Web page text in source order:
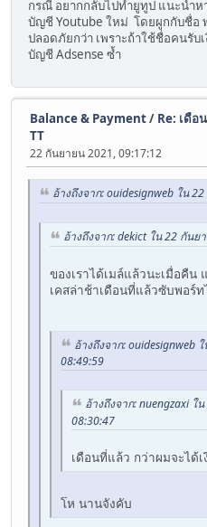
กรณี อยากกลับไปทำยูทูป แนะนำห
บัญชี Youtube ใหม่ โดยผูกกับชื่อ
ปลอดภัยกว่า เพราะถ้าใช้ชื่อคนรับ
บัญชี Adsense ซ้ำ
Balance & Payment/ Re: เดือ
TT
22 กันยายน 2021, 09:17:12
อ้างถึงจาก: ouidesignweb ใน
อ้างถึงจาก: dekict ใน 22 กันย
ของเราได้เมล์แล้วนะเมื่อคืน
เคสล่าช้าเดือนที่แล้วซับพอร์ท
อ้างถึงจาก: ouidesignweb
08:49:59
อ้างถึงจาก: nuengzaxi ใ
08:30:47
เดือนที่แล้ว กว่าผมจะได้
โห นานจังคับ